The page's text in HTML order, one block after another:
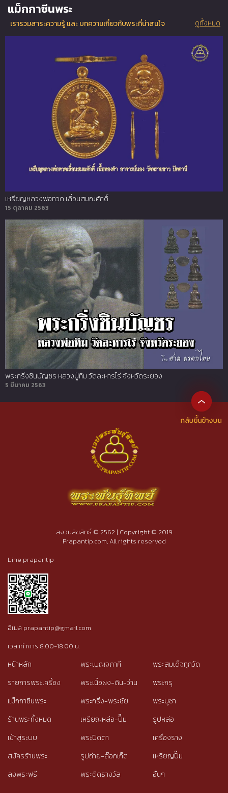
แม็กกาซีนพระ
เรารวมสาระความรู้ และ บทความเกี่ยวกับพระที่น่าสนใจ
เหรียญหลวงพ่อทวด เลื่อนสมณศักดิ์
15 ตุลาคม 2563
พระกริ่งชินบัญชร หลวงปู่ทิม วัดละหารไร่ จังหวัดระยอง
5 มีนาคม 2563
ดูทั้งหมด
สงวนลิขสิทธิ์ © 2562 | Copyright © 2019
Prapantip.com, All rights reserved
Line prapantip
อีเมล prapantip@gmail.com
เวลาทำการ 8.00-18.00 น.
หน้าหลัก
รายการพระเครื่อง
แม็กกาซีนพระ
ร้านพระทั้งหมด
เข้าสู่ระบบ
สมัครร้านพระ
ลงพระฟรี
พระเบญจภาคี
พระเนื้อผง-ดิน-ว่าน
พระกริ่ง-พระชัย
เหรียญหล่อ-ปั๊ม
พระปิดตา
รูปถ่าย-ล๊อกเก็ต
พระติดรางวัล
พระสมเด็จทุกวัด
พระกรุ
พระบูชา
รูปหล่อ
เครื่องราง
เหรียญปั๊ม
อื่นๆ